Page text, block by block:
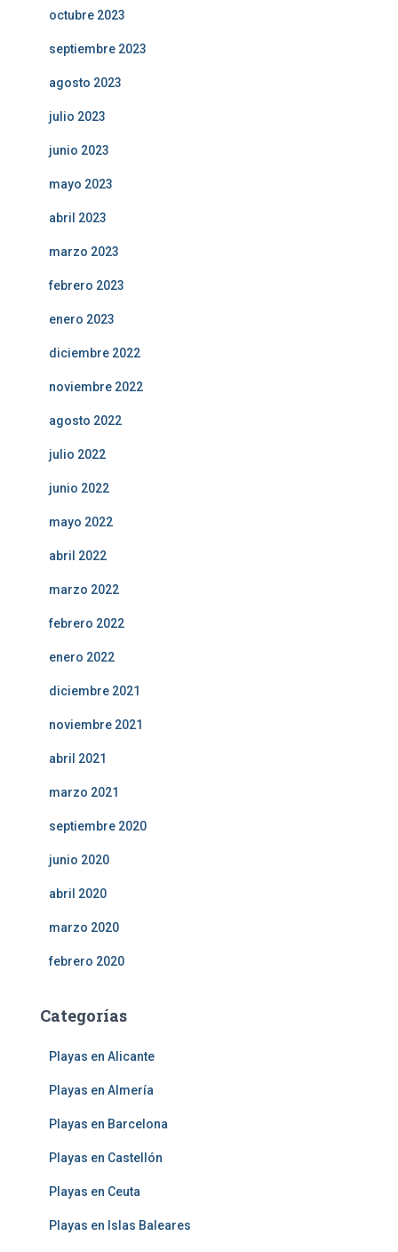
octubre 2023
septiembre 2023
agosto 2023
julio 2023
junio 2023
mayo 2023
abril 2023
marzo 2023
febrero 2023
enero 2023
diciembre 2022
noviembre 2022
agosto 2022
julio 2022
junio 2022
mayo 2022
abril 2022
marzo 2022
febrero 2022
enero 2022
diciembre 2021
noviembre 2021
abril 2021
marzo 2021
septiembre 2020
junio 2020
abril 2020
marzo 2020
febrero 2020
Categorías
Playas en Alicante
Playas en Almería
Playas en Barcelona
Playas en Castellón
Playas en Ceuta
Playas en Islas Baleares